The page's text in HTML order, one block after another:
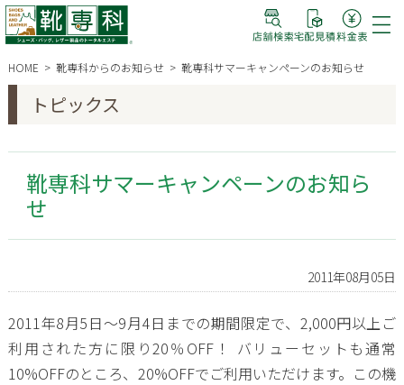
HOME 靴専科からのお知らせ 靴専科サマーキャンペーンのお知らせ
トピックス
靴専科サマーキャンペーンのお知ら
せ
2011年08月05日
2011年8月5日～9月4日までの期間限定で、2,000円以上ご
利用された方に限り20％OFF！ バリューセットも通常
10%OFFのところ、20%OFFでご利用いただけます。この機